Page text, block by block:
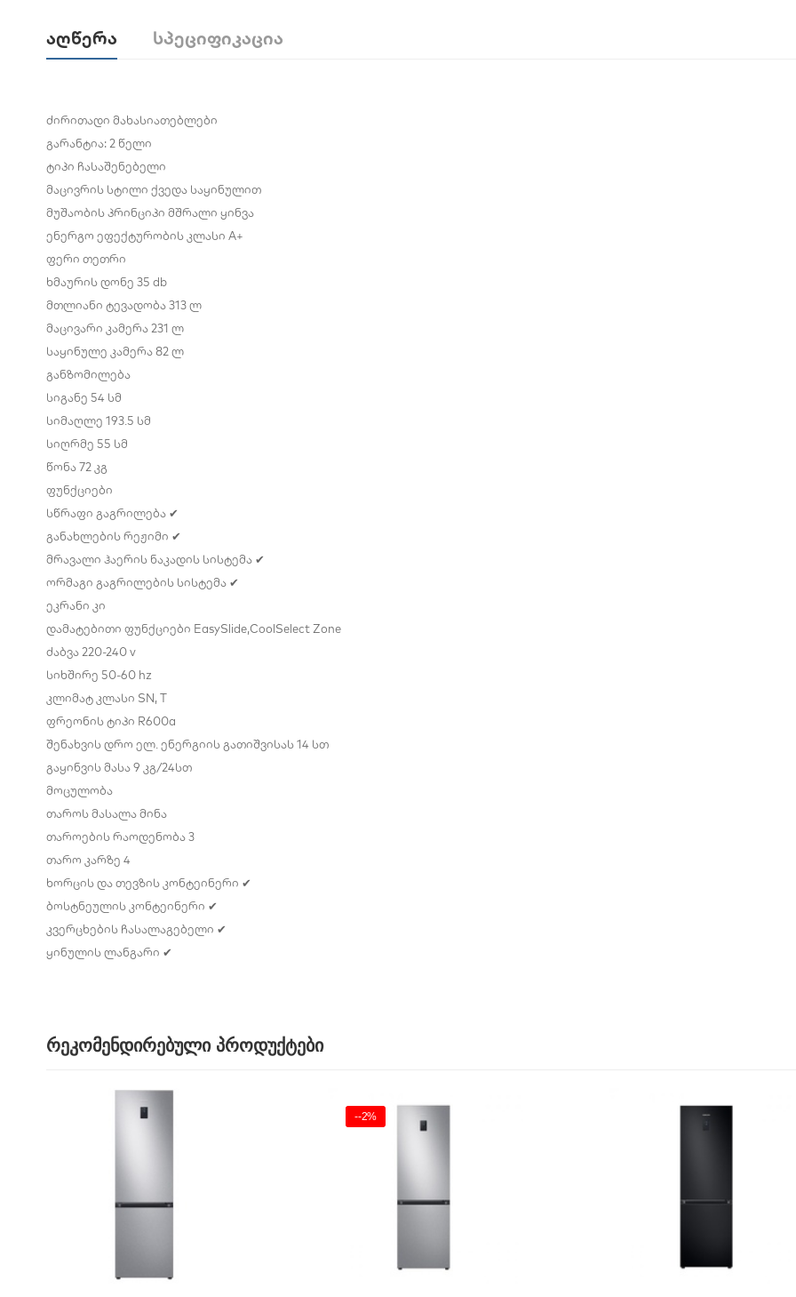
Აღწერა Სპეციფიკაცია
ძირითადი მახასიათებლები
გარანტია: 2 წელი
ტიპი ჩასაშენებელი
მაცივრის სტილი ქვედა საყინულით
მუშაობის პრინციპი მშრალი ყინვა
ენერგო ეფექტურობის კლასი A+
ფერი თეთრი
ხმაურის დონე 35 db
მთლიანი ტევადობა313 ლ
მაცივარი კამერა231 ლ
საყინულე კამერა82 ლ
განზომილება
სიგანე 54 სმ
სიმაღლე 193.5 სმ
სიღრმე 55 სმ
წონა72 კგ
ფუნქციები
სწრაფი გაგრილება ✔
განახლების რეჟიმი ✔
მრავალი ჰაერის ნაკადის სისტემა ✔
ორმაგი გაგრილების სისტემა ✔
ეკრანი კი
დამატებითი ფუნქციები EasySlide,CoolSelect Zone
ძაბვა220-240 v
სიხშირე 50-60 hz
კლიმატ კლასი SN, T
ფრეონის ტიპი R600a
შენახვის დრო ელ. ენერგიის გათიშვისას14 სთ
გაყინვის მასა9 კგ/24სთ
მოცულობა
თაროს მასალამინა
თაროების რაოდენობა3
თარო კარზე 4
ხორცის და თევზის კონტეინერი ✔
ბოსტნეულის კონტეინერი ✔
კვერცხების ჩასალაგებელი ✔
ყინულის ლანგარი ✔
რეკომენდირებული პროდუქტები
--2%